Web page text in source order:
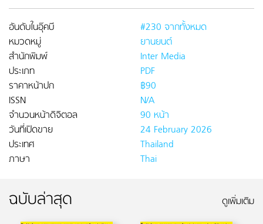
อันดับในอุ๊คบี
#230 จากทั้งหมด
หมวดหมู่
ยานยนต์
สำนักพิมพ์
Inter Media
ประเภท
PDF
ราคาหน้าปก
฿90
ISSN
N/A
จำนวนหน้าดิจิตอล
90 หน้า
วันที่เปิดขาย
24 February 2026
ประเทศ
Thailand
ภาษา
Thai
ฉบับล่าสุด ดูเพิ่มเติม